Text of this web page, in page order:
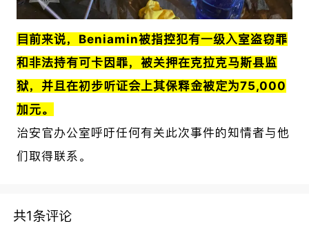
目前来说， Beniamin被指控犯有一级入室盗窃罪
和非法持有可卡因罪， 被关押在克拉克马斯县监
狱，并且在初步听证会上其保释金被定为75,000
加元。
治安官办公室呼吁任何有关此次事件的知情者与他
们取得联系。
共1条评论